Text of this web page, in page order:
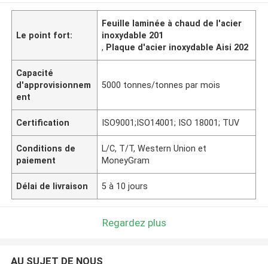
Le point fort:
Feuille laminée à chaud de l'acier
inoxydable 201
, Plaque d'acier inoxydable Aisi 202
Capacité
d'approvisionnem
ent
5000 tonnes/tonnes par mois
Certification ISO9001;ISO14001; ISO 18001; TUV
Conditions de
paiement
L/C, T/T, Western Union et
MoneyGram
Délai de livraison 5 à 10 jours
Regardez plus
AU SUJET DE NOUS